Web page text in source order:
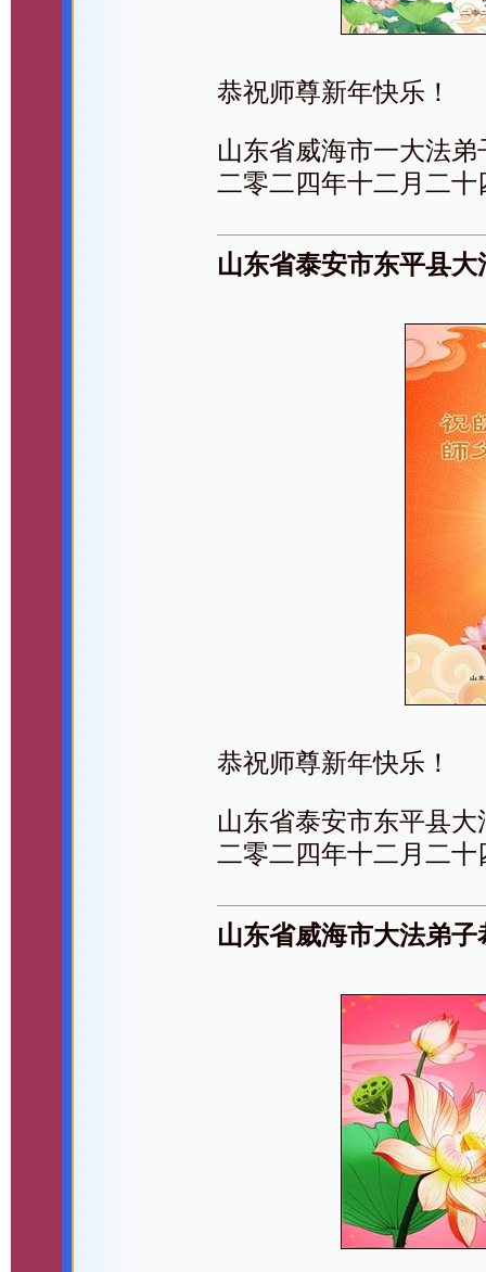
恭祝师尊新年快乐！
山东省威海市一大法弟
二零二四年十二月二十
山东省泰安市东平县
恭祝师尊新年快乐！
山东省泰安市东平县
二零二四年十二月二十
山东省威海市大法弟